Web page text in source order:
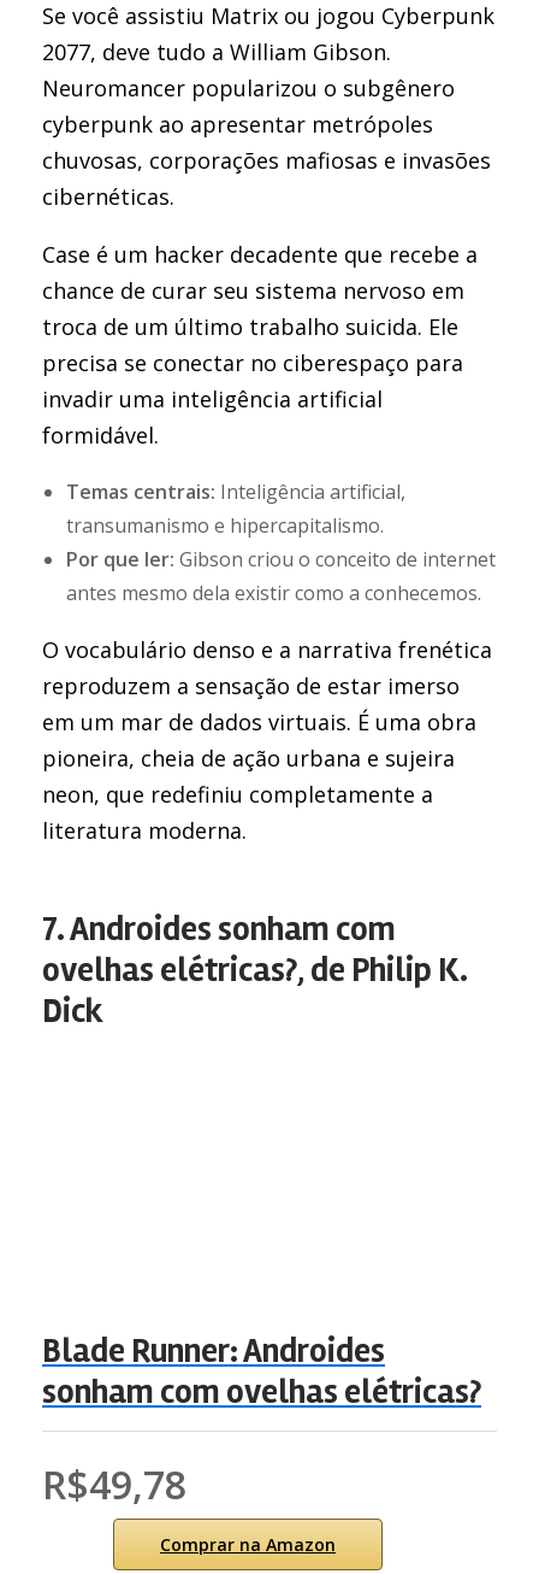
Se você assistiu Matrix ou jogou Cyberpunk
2077, deve tudo a William Gibson.
Neuromancer popularizou o subgênero
cyberpunk ao apresentar metrópoles
chuvosas, corporações mafiosas e invasões
cibernéticas.
Case é um hacker decadente que recebe a
chance de curar seu sistema nervoso em
troca de um último trabalho suicida. Ele
precisa se conectar no ciberespaço para
invadir uma inteligência artificial
formidável.
Temas centrais: Inteligência artificial,
transumanismo e hipercapitalismo.
Por que ler: Gibson criou o conceito de internet
antes mesmo dela existir como a conhecemos.
O vocabulário denso e a narrativa frenética
reproduzem a sensação de estar imerso
em um mar de dados virtuais. É uma obra
pioneira, cheia de ação urbana e sujeira
neon, que redefiniu completamente a
literatura moderna.
7. Androides sonham com
ovelhas elétricas?, de Philip K.
Dick
Blade Runner: Androides
sonham com ovelhas elétricas?
R$49,78
Comprar na Amazon